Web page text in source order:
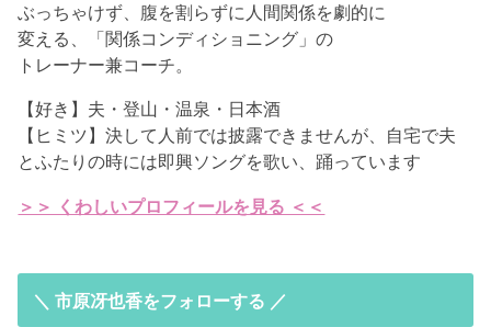
ぶっちゃけず、腹を割らずに人間関係を劇的に
変える、「関係コンディショニング」の
トレーナー兼コーチ。
【好き】夫・登山・温泉・日本酒
【ヒミツ】決して人前では披露できませんが、自宅で夫
とふたりの時には即興ソングを歌い、踊っています
＞＞ くわしいプロフィールを見る ＜＜
＼ 市原冴也香をフォローする ／